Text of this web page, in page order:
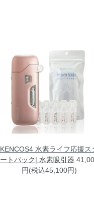
KENCOS4 水素ライフ応援ス
ートパック| 水素吸引器
円(税込45,100円)